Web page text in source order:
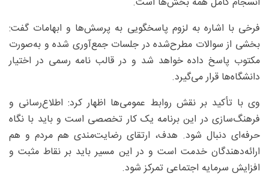
فرخی با اشاره به لزوم پاسخگویی به پرسش‌ها و ابهامات گفت:
بخشی از سوالات مطرح‌شده در جلسات جمع‌آوری شده و به‌صورت
مکتوب پاسخ داده خواهد شد و در قالب نامه رسمی در اختیار
دانشگاه‌ها قرار می‌گیرد.
وی با تأکید بر نقش روابط عمومی‌ها اظهار کرد: اطلاع‌رسانی و
فرهنگ‌سازی در این برنامه یک کار تخصصی است و باید با نگاه
حرفه‌ای دنبال شود. هدف، ارتقای رضایت‌مندی هم مردم و هم
ارائه‌دهندگان خدمت است و در این مسیر باید بر نقاط مثبت و
افزایش سرمایه اجتماعی تمرکز شود.